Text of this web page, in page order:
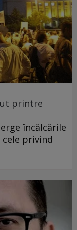
printre
încălcările
privind